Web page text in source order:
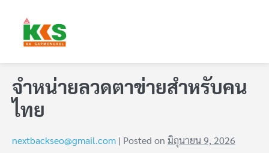
จำหน่ายลวดตาข่ายสำหรับคน
ไทย
nextbackseo@gmail.com | Posted on มิถุนายน 9, 2026